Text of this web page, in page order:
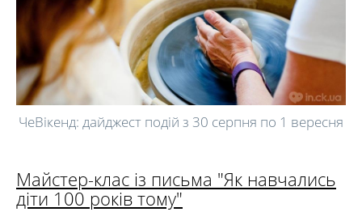
ЧеВікенд: дайджест подій з 30 серпня по 1 вересня
Майстер-клас із письма "Як навчались
діти 100 років тому"